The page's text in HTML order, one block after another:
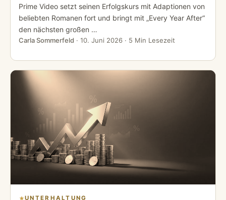
Prime Video setzt seinen Erfolgskurs mit Adaptionen von
beliebten Romanen fort und bringt mit „Every Year After“
den nächsten großen …
Carla Sommerfeld · 10. Juni 2026 · 5 Min Lesezeit
UNTERHALTUNG